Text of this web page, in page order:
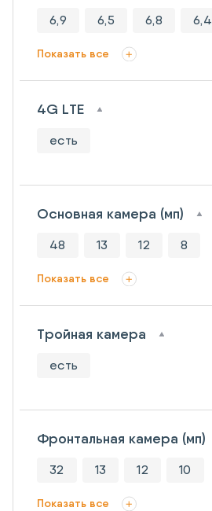
6,9 6,5 6,8 6,4
Показать все
4G LTE
есть
Основная камера (мп)
48 13 12 8
Показать все
Тройная камера
есть
Фронтальная камера (мп)
32 13 12 10
Показать все